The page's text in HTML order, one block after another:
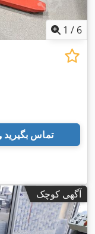
1 / 6
تماس بگیرید
آگهی کوچک